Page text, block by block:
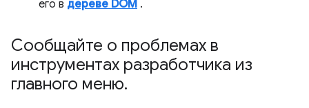
его в дереве DOM .
Сообщайте о проблемах в
инструментах разработчика из
главного меню.